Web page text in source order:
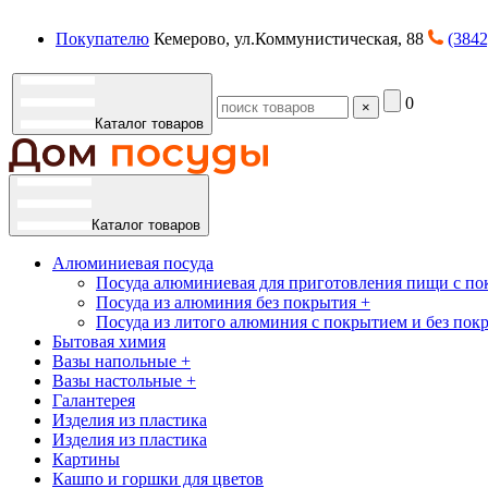
Покупателю Кемерово, ул.Коммунистическая, 88
Каталог товаров
× 0
Каталог товаров
Алюминиевая посуда
Посуда алюминиевая для приготовления пищи с
Посуда из алюминия без покрытия +
Посуда из литого алюминия с покрытием и без
Бытовая химия
Вазы напольные +
Вазы настольные +
Галантерея
Изделия из пластика
Изделия из пластика
Картины
Кашпо и горшки для цветов